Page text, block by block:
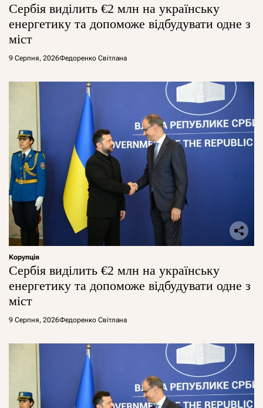
Сербія виділить €2 млн на українську
енергетику та допоможе відбудувати одне з
міст
9 Серпня, 2026Федоренко Світлана
Корупція
Сербія виділить €2 млн на українську
енергетику та допоможе відбудувати одне з
міст
9 Серпня, 2026Федоренко Світлана